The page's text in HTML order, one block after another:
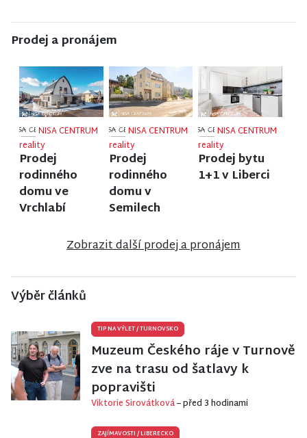
Prodej a pronájem
NISA CENTRUM
reality
Prodej
rodinného
domu ve
Vrchlabí
NISA CENTRUM
reality
Prodej
rodinného
domu v
Semilech
NISA CENTRUM
reality
Prodej bytu
1+1 v Liberci
Zobrazit další prodej a pronájem
Výběr článků
TIP NA VÝLET/TURNOVSKO
Muzeum Českého ráje v Turnově
zve na trasu od šatlavy k
popravišti
Viktorie Sirovátková– před 3 hodinami
ZAJÍMAVOSTI /LIBERECKO